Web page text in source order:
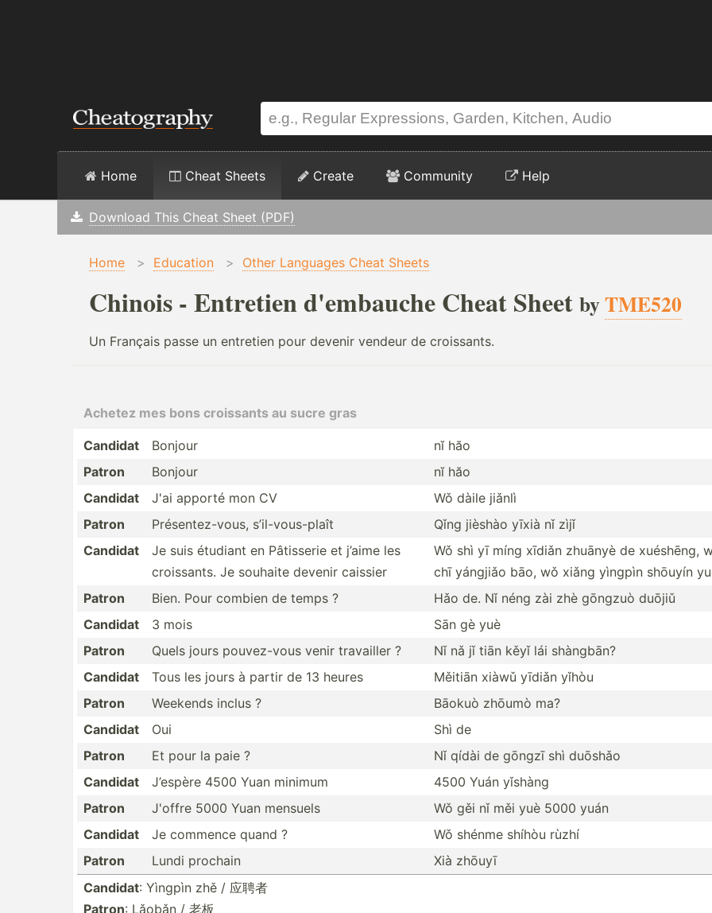
Home Cheat Sheets Create Community Help
Download This Cheat Sheet (PDF)
Home > Education > Other Languages Cheat Sheets
Chinois - Entretien d'embauche Cheat Sheet byTME520
Un Français passe un entretien pour devenir vendeur de croissants.
Achetez mes bons croissants au sucre gras
Candidat Bonjour
nĭ hăo
Patron
Bonjour
nĭ hăo
Candidat
J'ai apporté mon CV
Wǒ dàile jiǎnlì
Patron
Présen­tez­-vous, s’il-v­ous­-plaît
Qǐng jièshào yīxià nǐ zìjǐ
Candidat
Je suis étudiant en Pâtisserie et j’aime les
croiss­ants. Je souhaite devenir caissier
Wǒ shì yī míng xīdiǎn zhuānyè de xuéshēng,
chī yángjiǎo bāo, wǒ xiǎng yìngpìn shōuyín
Patron
Bien. Pour combien de temps ?
Hǎo de. Nǐ néng zài zhè gōngzuò duōjiǔ
Candidat
3 mois
Sān gè yuè
Patron
Quels jours pouvez­-vous venir travailler ?
Nǐ nǎ jǐ tiān kěyǐ lái shàngbān?
Candidat
Tous les jours à partir de 13 heures
Měitiān xiàwǔ yīdiǎn yǐhòu
Patron
Weekends inclus ?
Bāokuò zhōumò ma?
Candidat
Oui
Shì de
Patron
Et pour la paie ?
Nǐ qídài de gōngzī shì duōshǎo
Candidat
J’espère 4500 Yuan minimum
4500 Yuán yǐshàng
Patron
J'offre 5000 Yuan mensuels
Wǒ gěi nǐ měi yuè 5000 yuán
Candidat
Je commence quand ?
Wǒ shénme shíhòu rùzhí
Patron
Lundi prochain
Xià zhōuyī
Candidat: Yìngpìn zhě / 应聘者
Patron: Lǎobǎn / 老板